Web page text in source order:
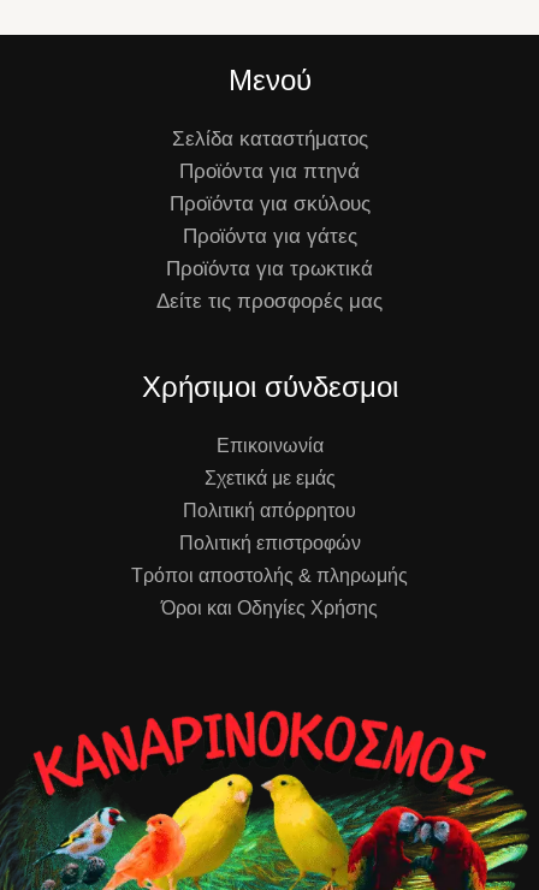
Μενού
Σελίδα καταστήματος
Προϊόντα για πτηνά
Προϊόντα για σκύλους
Προϊόντα για γάτες
Προϊόντα για τρωκτικά
Δείτε τις προσφορές μας
Χρήσιμοι σύνδεσμοι
Επικοινωνία
Σχετικά με εμάς
Πολιτική απόρρητου
Πολιτική επιστροφών
Τρόποι αποστολής & πληρωμής
Όροι και Οδηγίες Χρήσης